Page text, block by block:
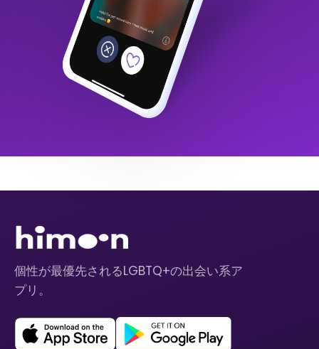
個性が最優先されるLGBTQ+の出会い系ア
プリ。